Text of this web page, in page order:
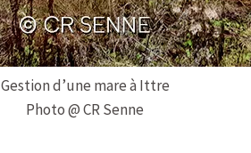
Gestion d’une mare à Ittre
Photo @ CR Senne